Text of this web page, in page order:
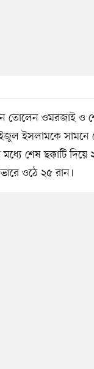
তোলেন ওমরজাই ও
ইসলামকে সামনে
শেষ ছক্কাটি
ওঠে ২৫ রান।